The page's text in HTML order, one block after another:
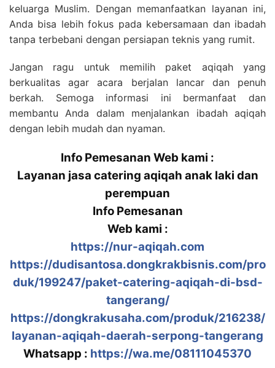
keluarga Muslim. Dengan memanfaatkan layanan ini,
Anda bisa lebih fokus pada kebersamaan dan ibadah
tanpa terbebani dengan persiapan teknis yang rumit.
Jangan ragu untuk memilih paket aqiqah yang
berkualitas agar acara berjalan lancar dan penuh
berkah. Semoga informasi ini bermanfaat dan
membantu Anda dalam menjalankan ibadah aqiqah
dengan lebih mudah dan nyaman.
Info Pemesanan Web kami :
Layanan jasa catering aqiqah anak laki dan
perempuan
Info Pemesanan
Web kami :
https://nur-aqiqah.com
https://dudisantosa.dongkrakbisnis.com/pro
duk/199247/paket-catering-aqiqah-di-bsd-
tangerang/
https://dongkrakusaha.com/produk/216238/
layanan-aqiqah-daerah-serpong-tangerang
Whatsapp : https://wa.me/08111045370